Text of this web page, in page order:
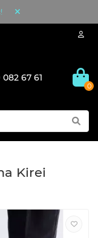
67 61
0
Kirei